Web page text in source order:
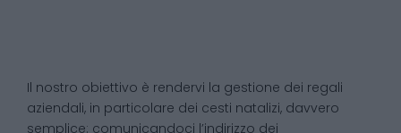
Il nostro obiettivo è rendervi la gestione dei regali
aziendali, in particolare dei cesti natalizi, davvero
semplice: comunicandoci l’indirizzo dei